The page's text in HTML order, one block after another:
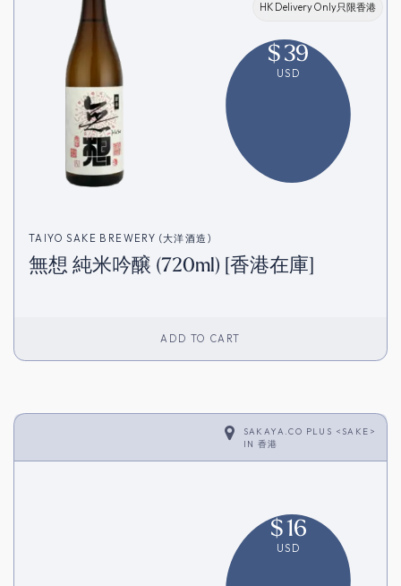
HK Delivery Only只限香港
$39
USD
TAIYO SAKE BREWERY (大洋酒造)
無想 純米吟醸 (720ml) [香港在庫]
ADD TO CART
SAKAYA.CO PLUS <SAKE>
IN 香港
$16
USD